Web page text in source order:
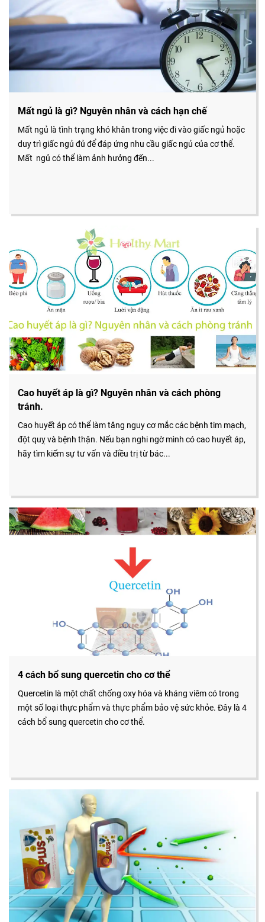
Mất ngủ là gì? Nguyên nhân và cách hạn chế
Mất ngủ là tình trạng khó khăn trong việc đi vào giấc ngủ hoặc
duy trì giấc ngủ đủ để đáp ứng nhu cầu giấc ngủ của cơ thể.
Mất ngủ có thể làm ảnh hưởng đến...
Cao huyết áp là gì? Nguyên nhân và cách phòng
tránh.
Cao huyết áp có thể làm tăng nguy cơ mắc các bệnh tim mạch,
đột quỵ và bệnh thận. Nếu bạn nghi ngờ mình có cao huyết áp,
hãy tìm kiếm sự tư vấn và điều trị từ bác...
4 cách bổ sung quercetin cho cơ thể
Quercetin là một chất chống oxy hóa và kháng viêm có trong
một số loại thực phẩm và thực phẩm bảo vệ sức khỏe. Đây là 4
cách bổ sung quercetin cho cơ thể.